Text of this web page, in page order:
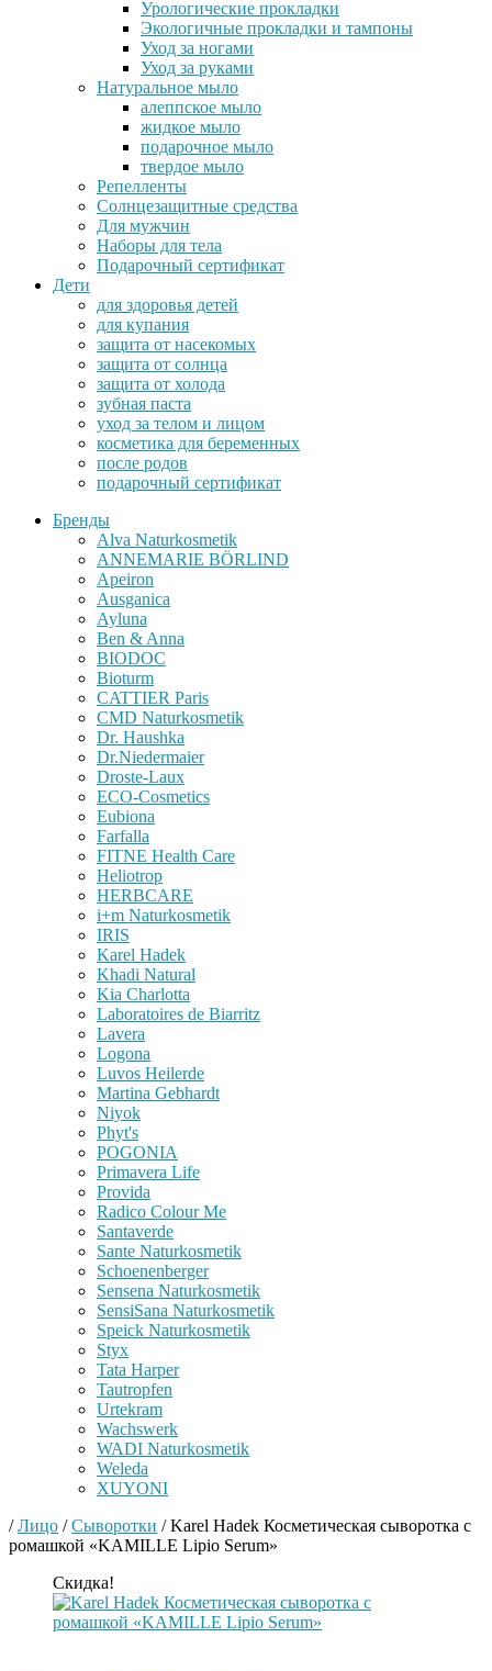
Урологические прокладки
Экологичные прокладки и тампоны
Уход за ногами
Уход за руками
Натуральное мыло
алеппское мыло
жидкое мыло
подарочное мыло
твердое мыло
Репелленты
Солнцезащитные средства
Для мужчин
Наборы для тела
Подарочный сертификат
Дети
для здоровья детей
для купания
защита от насекомых
защита от солнца
защита от холода
зубная паста
уход за телом и лицом
косметика для беременных
после родов
подарочный сертификат
Бренды
Alva Naturkosmetik
ANNEMARIE BÖRLIND
Apeiron
Ausganica
Ayluna
Ben & Anna
BIODOC
Bioturm
CATTIER Paris
CMD Naturkosmetik
Dr. Haushka
Dr.Niedermaier
Droste-Laux
ECO-Cosmetics
Eubiona
Farfalla
FITNE Health Care
Heliotrop
HERBCARE
i+m Naturkosmetik
IRIS
Karel Hadek
Khadi Natural
Kia Charlotta
Laboratoires de Biarritz
Lavera
Logona
Luvos Heilerde
Martina Gebhardt
Niyok
Phyt's
POGONIA
Primavera Life
Provida
Radico Colour Me
Santaverde
Sante Naturkosmetik
Schoenenberger
Sensena Naturkosmetik
SensiSana Naturkosmetik
Speick Naturkosmetik
Styx
Tata Harper
Tautropfen
Urtekram
Wachswerk
WADI Naturkosmetik
Weleda
XUYONI
/ Лицо / Сыворотки /Karel Hadek Косметическая сыворотка с
ромашкой «KAMILLE Lipio Serum»
Скидка!